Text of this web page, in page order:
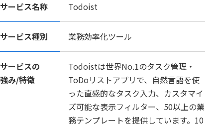
サービス名称 Todoist
サービス種別 業務効率化ツール
サービスの
強み/特徴
Todoistは世界No.1のタスク管理・
ToDoリストアプリで、自然言語を使
った直感的なタスク入力、カスタマイ
ズ可能な表示フィルター、50以上の業
務テンプレートを提供しています。10